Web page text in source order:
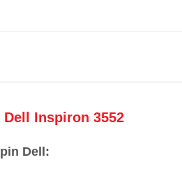
Inspiron 3552
Dell: